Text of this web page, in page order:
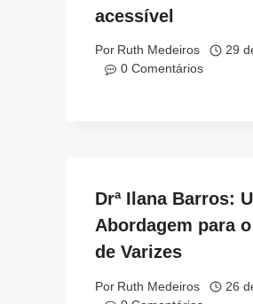
acessível
Por Ruth Medeiros
29
0 Comentários
Drª Ilana Barros:
Abordagem para
de Varizes
Por Ruth Medeiros
26